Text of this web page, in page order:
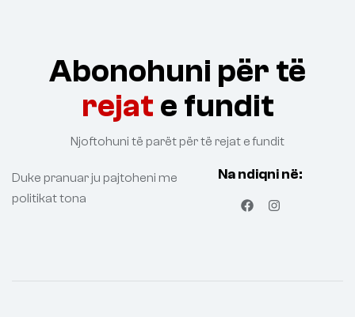
Abonohuni për të
rejat e fundit
Njoftohuni të parët për të rejat e fundit
Duke pranuar ju pajtoheni me
politikat tona
Na ndiqni në: